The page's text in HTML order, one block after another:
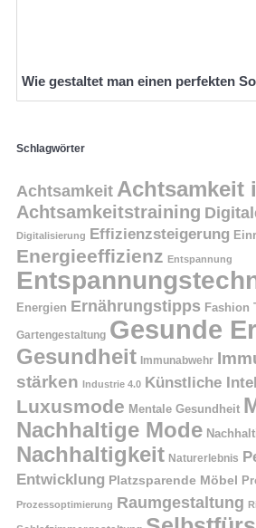
Wie gestaltet man einen perfekten
Schlagwörter
Achtsamkeit Achtsamkeit
Achtsamkeitstraining
Digitalisierung Effizienzsteigerung
Energieeffizienz Entspannung
Energien Ernährungstipps Fashion
Gartengestaltung Gesunde
Gesundheit Immunabwehr
stärken Industrie 4.0 Künstliche
Luxusmode Mentale Gesundheit
Nachhaltige Mode
Nachhaltigkeit Naturerlebnis
Entwicklung Platzsparende Möbel
Prozessoptimierung Raumgestaltung